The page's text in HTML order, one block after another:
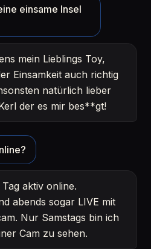
einsame Insel
mein Lieblings Toy,
Einsamkeit auch richtig
natürlich lieber
der es mir bes**gt!
aktiv online.
abends sogar LIVE mit
Nur Samstags bin ich
Cam zu sehen.